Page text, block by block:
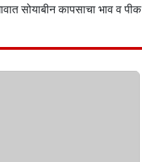
सोयाबीन कापसाचा भाव व पीक